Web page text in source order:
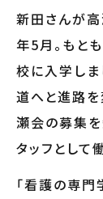
新田さんが
年5月。もと
校に入学し
道へと進路
瀬会の募集を
タッフとして
「看護の専門